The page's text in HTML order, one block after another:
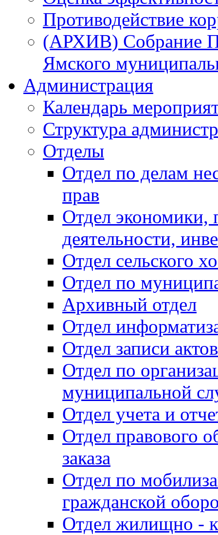
Противодействие
(АРХИВ) Собрание
Ямского
Администрация
Календарь
Структура
Отделы
Отдел по делам
прав
Отдел экономики,
деятельности,
Отдел сельского
Отдел по
Архивный отдел
Отдел
Отдел записи
Отдел по
муниципальной
Отдел учета и
Отдел правового
заказа
Отдел по
гражданской
Отдел жилищно -